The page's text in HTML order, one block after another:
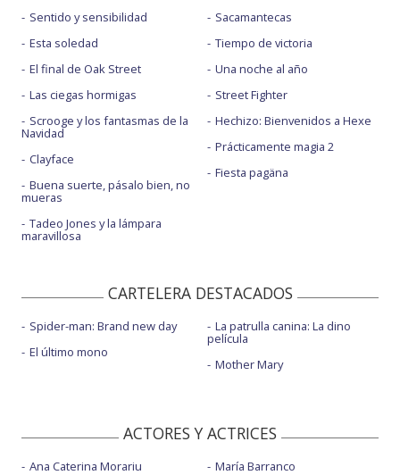
Sentido y sensibilidad
Esta soledad
El final de Oak Street
Las ciegas hormigas
Scrooge y los fantasmas de la
Navidad
Clayface
Buena suerte, pásalo bien, no
mueras
Tadeo Jones y la lámpara
maravillosa
Sacamantecas
Tiempo de victoria
Una noche al año
Street Fighter
Hechizo: Bienvenidos a Hexe
Prácticamente magia 2
Fiesta pagäna
CARTELERA DESTACADOS
Spider-man: Brand new day
El último mono
La patrulla canina: La dino
película
Mother Mary
ACTORES Y ACTRICES
Ana Caterina Morariu
María Barranco